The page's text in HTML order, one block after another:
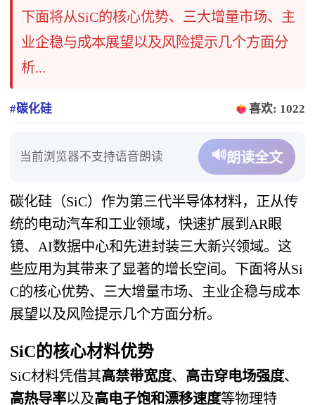
下面将从SiC的核心优势、三大增量市场、主
业企稳与成本展望以及风险提示几个方面分
析...
#碳化硅 喜欢: 1022
当前浏览器不支持语音朗读 🔊朗读全文
碳化硅（SiC）作为第三代半导体材料，正从传
统的电动汽车和工业领域，快速扩展到AR眼
镜、AI数据中心和先进封装三大新兴领域。这
些应用为其带来了显著的增长空间。下面将从Si
C的核心优势、三大增量市场、主业企稳与成本
展望以及风险提示几个方面分析。
SiC的核心材料优势
SiC材料凭借其高禁带宽度、 高击穿电场强度、
高热导率以及高电子饱和漂移速度等物理特